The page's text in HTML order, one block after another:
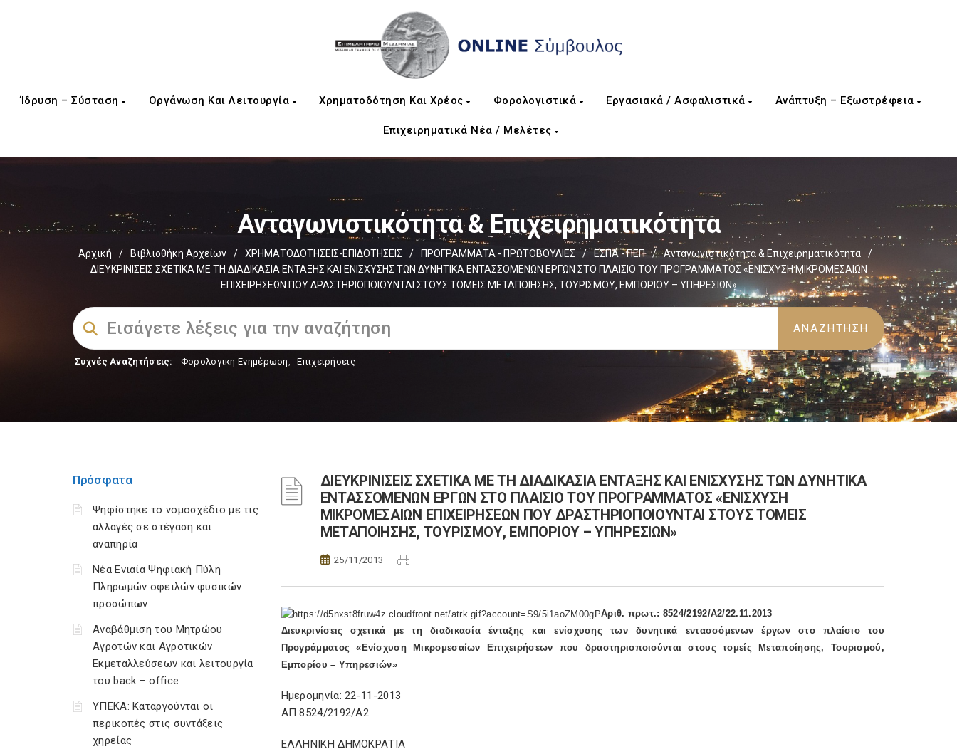
Ίδρυση – Σύσταση Οργάνωση Και Λειτουργία Χρηματοδότηση Και Χρέος Φορολογιστικά Εργασιακά / Ασφαλιστικά Ανάπτυξη – Εξωστρέφεια
Επιχειρηματικά Νέα / Μελέτες
Ανταγωνιστικότητα & Επιχειρηματικότητα
Αρχική / Βιβλιοθήκη Αρχείων / ΧΡΗΜΑΤΟΔΟΤΗΣΕΙΣ-ΕΠΙΔΟΤΗΣΕΙΣ / ΠΡΟΓΡΑΜΜΑΤΑ - ΠΡΩΤΟΒΟΥΛΙΕΣ / ΕΣΠΑ - ΠΕΠ / Ανταγωνιστικότητα & Επιχειρηματικότητα
/
ΔΙΕΥΚΡΙΝΙΣΕΙΣ ΣΧΕΤΙΚΑ ΜΕ ΤΗ ΔΙΑΔΙΚΑΣΙΑ ΕΝΤΑΞΗΣ ΚΑΙ ΕΝΙΣΧΥΣΗΣ ΤΩΝ ΔΥΝΗΤΙΚΑ ΕΝΤΑΣΣΟΜΕΝΩΝ ΕΡΓΩΝ ΣΤΟ ΠΛΑΙΣΙΟ ΤΟΥ ΠΡΟΓΡΑΜΜΑΤΟΣ «ΕΝΙΣΧΥΣΗ ΜΙΚΡΟΜΕΣΑΙΩΝ
ΕΠΙΧΕΙΡΗΣΕΩΝ ΠΟΥ ΔΡΑΣΤΗΡΙΟΠΟΙΟΥΝΤΑΙ ΣΤΟΥΣ ΤΟΜΕΙΣ ΜΕΤΑΠΟΙΗΣΗΣ, ΤΟΥΡΙΣΜΟΥ, ΕΜΠΟΡΙΟΥ – ΥΠΗΡΕΣΙΩΝ»
Συχνές Αναζητήσεις: Φορολογικη Ενημέρωση, Επιχειρήσεις
Πρόσφατα
Ψηφίστηκε το νομοσχέδιο με τις
αλλαγές σε στέγαση και
αναπηρία
Νέα Ενιαία Ψηφιακή Πύλη
Πληρωμών οφειλών φυσικών
προσώπων
Αναβάθμιση του Μητρώου
Αγροτών και Αγροτικών
Εκμεταλλεύσεων και λειτουργία
του back – office
ΥΠΕΚΑ: Καταργούνται οι
περικοπές στις συντάξεις
χηρείας
ΔΙΕΥΚΡΙΝΙΣΕΙΣ ΣΧΕΤΙΚΑ ΜΕ ΤΗ ΔΙΑΔΙΚΑΣΙΑ ΕΝΤΑΞΗΣ ΚΑΙ ΕΝΙΣΧΥΣΗΣ ΤΩΝ ΔΥΝΗΤΙΚΑ
ΕΝΤΑΣΣΟΜΕΝΩΝ ΕΡΓΩΝ ΣΤΟ ΠΛΑΙΣΙΟ ΤΟΥ ΠΡΟΓΡΑΜΜΑΤΟΣ «ΕΝΙΣΧΥΣΗ
ΜΙΚΡΟΜΕΣΑΙΩΝ ΕΠΙΧΕΙΡΗΣΕΩΝ ΠΟΥ ΔΡΑΣΤΗΡΙΟΠΟΙΟΥΝΤΑΙ ΣΤΟΥΣ ΤΟΜΕΙΣ
ΜΕΤΑΠΟΙΗΣΗΣ, ΤΟΥΡΙΣΜΟΥ, ΕΜΠΟΡΙΟΥ – ΥΠΗΡΕΣΙΩΝ»
25/11/2013
Αριθ. πρωτ.: 8524/2192/Α2/22.11.2013
Διευκρινίσεις σχετικά με τη διαδικασία ένταξης και ενίσχυσης των δυνητικά εντασσόμενων έργων στο πλαίσιο του
Προγράμματος «Ενίσχυση Μικρομεσαίων Επιχειρήσεων που δραστηριοποιούνται στους τομείς Μεταποίησης, Τουρισμού,
Εμπορίου – Υπηρεσιών»
Ημερομηνία: 22-11-2013
ΑΠ 8524/2192/Α2
ΕΛΛΗΝΙΚΗ ΔΗΜΟΚΡΑΤΙΑ